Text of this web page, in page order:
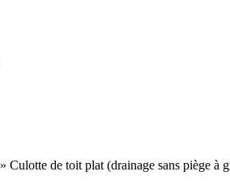
» Culotte de toit plat (drainage sans piège à